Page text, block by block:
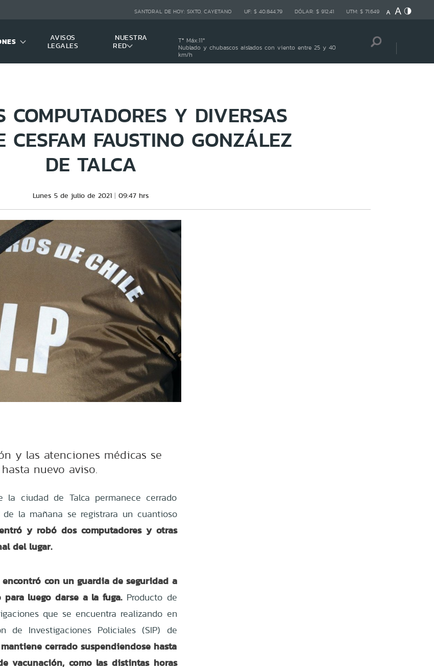
SANTORAL DE HOY: SIXTO, CAYETANO UF: $ 40.844,79 DÓLAR: $ 912,41 UTM: $ 71.649
AVISOS
LEGALES
NUESTRA
RED
Tª Máx:11º
Nublado y chubascos aislados con viento entre 25 y 40
km/h
COMPUTADORES Y DIVERSAS
CESFAM FAUSTINO GONZÁLEZ
DE TALCA
Lunes 5 de julio de 2021 09:47 hrs
y las atenciones médicas se
nuevo aviso.
la ciudad de Talca permanece cerrado
la mañana se registrara un cuantioso
y robó dos computadores y otras
del lugar.
encontró con un guardia de seguridad a
luego darse a la fuga.Producto de
que se encuentra realizando en
de Investigaciones Policiales (SIP) de
cerrado suspendiendose hasta
vacunación, como las distintas horas